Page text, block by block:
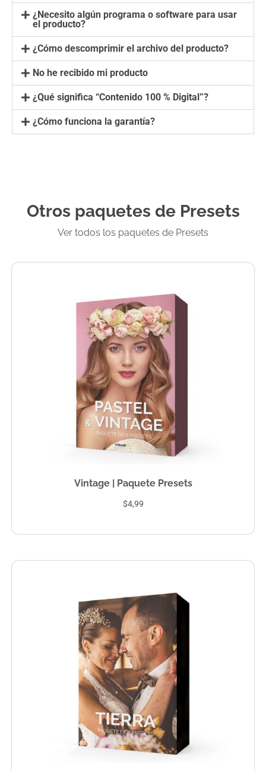
¿Necesito algún programa o software para usar
el producto?
¿Cómo descomprimir el archivo del producto?
No he recibido mi producto
¿Qué significa “Contenido 100 % Digital”?
¿Cómo funciona la garantía?
Otros paquetes de Presets
Ver todos los paquetes de Presets
Vintage | Paquete Presets
$4,99